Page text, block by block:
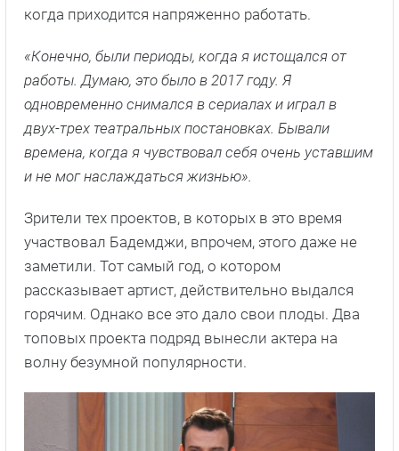
когда приходится напряженно работать.
«Конечно, были периоды, когда я истощался от
работы. Думаю, это было в 2017 году. Я
одновременно снимался в сериалах и играл в
двух-трех театральных постановках. Бывали
времена, когда я чувствовал себя очень уставшим
и не мог наслаждаться жизнью».
Зрители тех проектов, в которых в это время
участвовал Бадемджи, впрочем, этого даже не
заметили. Тот самый год, о котором
рассказывает артист, действительно выдался
горячим. Однако все это дало свои плоды. Два
топовых проекта подряд вынесли актера на
волну безумной популярности.